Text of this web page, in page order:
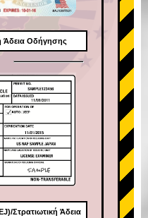
Άδεια Οδήγησης
Στρατιωτική Άδεια